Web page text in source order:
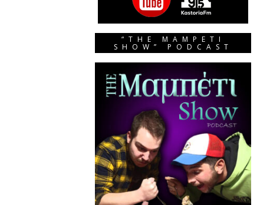
“THE MAMPETI
SHOW” PODCAST